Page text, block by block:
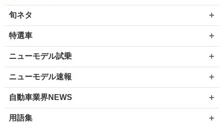
旬ネタ
特選車
ニューモデル試乗
ニューモデル速報
自動車業界NEWS
用語集